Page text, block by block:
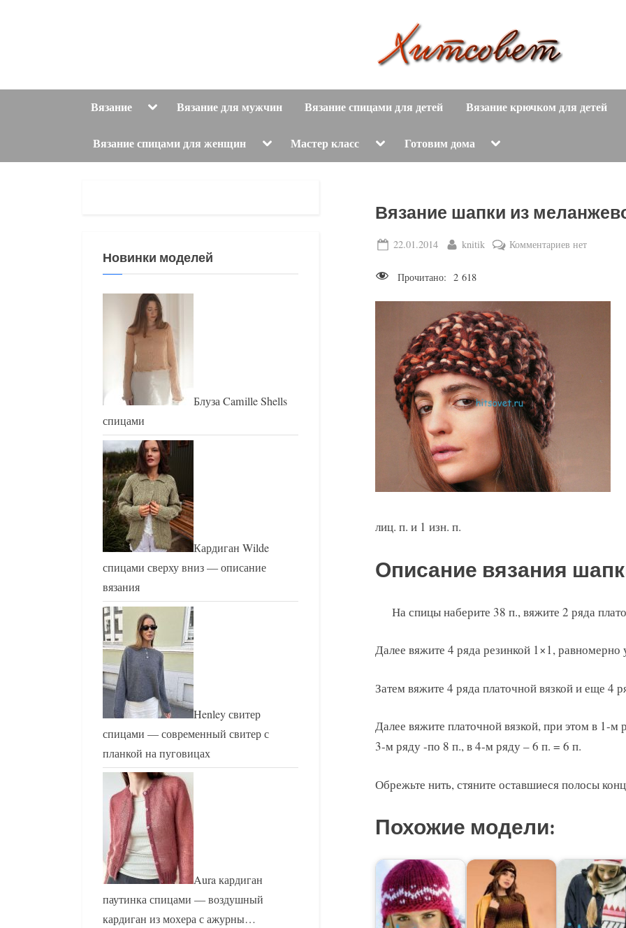
и
т
о
в
е
т
вязание
с
описанием
и
Вязание ToggleВязание для мужчин Вязание спицами для детей Вязание крючком для детей
Вязание спицами для женщин Toggle
menu
Мастер класс Toggle
menu
Готовим дома Toggle
menu
Вязание шапки из
Posted
22.01.2014 By
knitik Комментариев кнет
Прочитано: 2 618
лиц. п. и 1 изн. п.
Описание вязания
На спицы наберите 38 п., вяжите 2 ряда
Далее вяжите 4 ряда резинкой 1×1, равномерно
Затем вяжите 4 ряда платочной вязкой и еще 4
Далее вяжите платочной вязкой, при этом в 1-
3-м ряду -по 8 п., в 4-м ряду – 6 п. = 6 п.
Обрежьте нить, стяните оставшиеся полосы
Похожие модели:
Новинки моделей
Блуза Camille Shells
спицами
Кардиган Wilde
спицами сверху вниз — описание
вязания
Henley свитер
спицами — современный свитер с
планкой на пуговицах
Aura кардиган
паутинка спицами — воздушный
кардиган из мохера с ажурны…